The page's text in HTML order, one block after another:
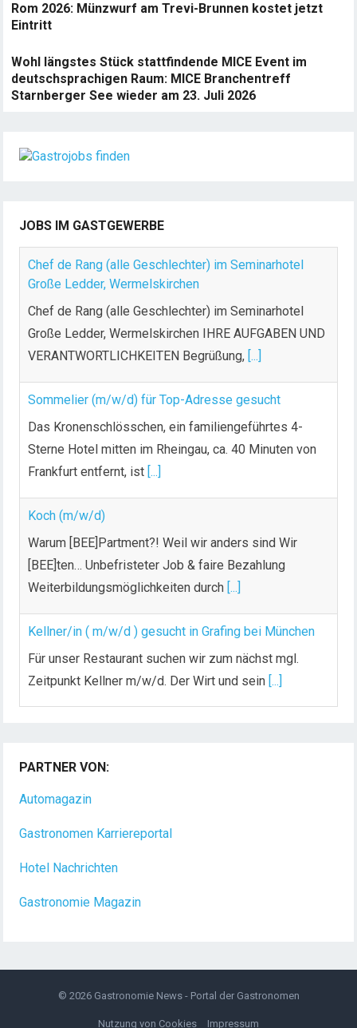
Rom 2026: Münzwurf am Trevi-Brunnen kostet jetzt
Eintritt
Wohl längstes Stück stattfindende MICE Event im
deutschsprachigen Raum: MICE Branchentreff
Starnberger See wieder am 23. Juli 2026
JOBS IM GASTGEWERBE
Chef de Rang (alle Geschlechter) im Seminarhotel
Große Ledder, Wermelskirchen
Chef de Rang (alle Geschlechter) im Seminarhotel
Große Ledder, Wermelskirchen IHRE AUFGABEN UND
VERANTWORTLICHKEITEN Begrüßung, [...]
Sommelier (m/w/d) für Top-Adresse gesucht
Das Kronenschlösschen, ein familiengeführtes 4-
Sterne Hotel mitten im Rheingau, ca. 40 Minuten von
Frankfurt entfernt, ist [...]
Koch (m/w/d)
Warum [BEE]Partment?! Weil wir anders sind Wir
[BEE]ten… Unbefristeter Job & faire Bezahlung
Weiterbildungsmöglichkeiten durch [...]
Kellner/in ( m/w/d ) gesucht in Grafing bei München
Für unser Restaurant suchen wir zum nächst mgl.
Zeitpunkt Kellner m/w/d. Der Wirt und sein [...]
Dein Arbeitsplatz mit Urlaubsfeeling Chef de Rang
(m/w/d) Du bist Gastgeber aus Leidenschaft und
PARTNER VON:
Automagazin
Gastronomen Karriereportal
Hotel Nachrichten
Gastronomie Magazin
© 2026 Gastronomie News - Portal der Gastronomen
Nutzung von Cookies Impressum